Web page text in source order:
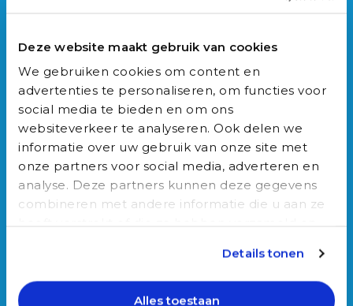
Deze website maakt gebruik van cookies
We gebruiken cookies om content en
advertenties te personaliseren, om functies voor
social media te bieden en om ons
websiteverkeer te analyseren. Ook delen we
informatie over uw gebruik van onze site met
onze partners voor social media, adverteren en
analyse. Deze partners kunnen deze gegevens
combineren met andere informatie die u aan ze
Details tonen
Alles toestaan
Franz-Lisztplantsoen 210,
3533 JG Utrecht
030-3040022
info@auxilio.nl
Bericht via WhatsApp
Vacatures
Onze vacatures
Triage teamleider